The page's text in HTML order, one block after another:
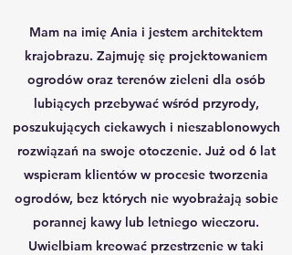
Mam na imię Ania i jestem architektem
krajobrazu. Zajmuję się projektowaniem
ogrodów oraz terenów zieleni dla osób
lubiących przebywać wśród przyrody,
poszukujących ciekawych i nieszablonowych
rozwiązań na swoje otoczenie. Już od 6 lat
wspieram klientów w procesie tworzenia
ogrodów, bez których nie wyobrażają sobie
porannej kawy lub letniego wieczoru.
Uwielbiam kreować przestrzenie w taki